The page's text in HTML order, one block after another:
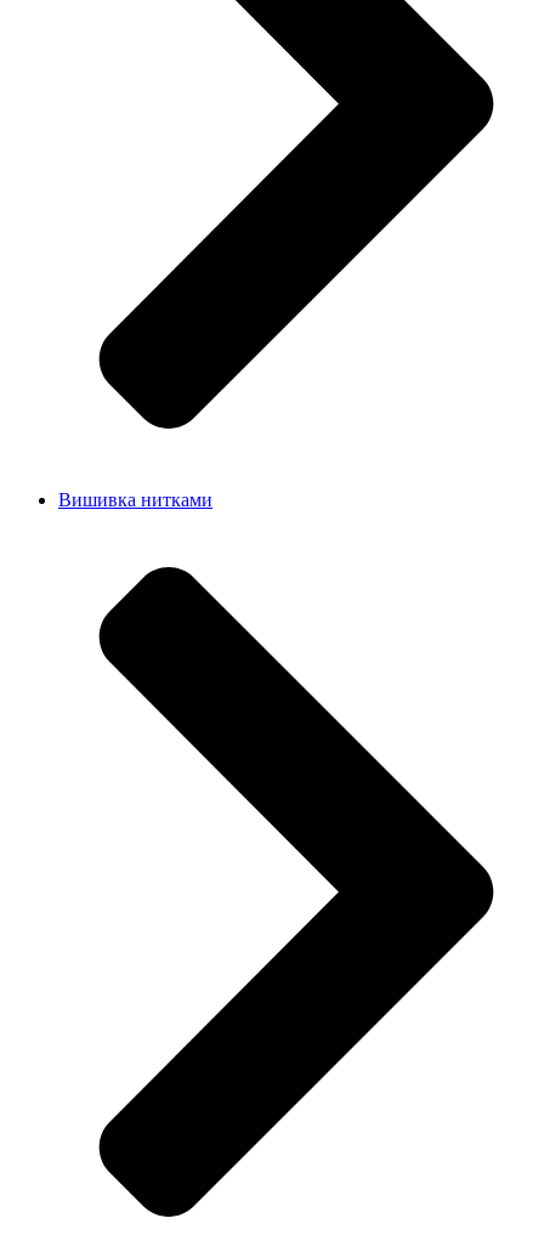
Вишивка нитками